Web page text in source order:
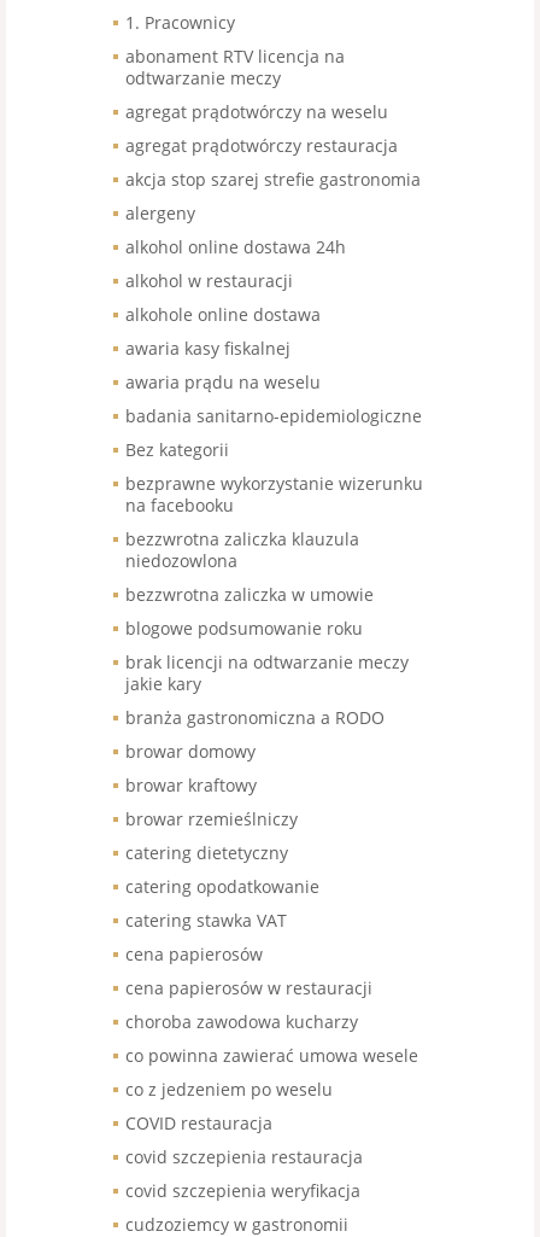
1. Pracownicy
abonament RTV licencja na
odtwarzanie meczy
agregat prądotwórczy na weselu
agregat prądotwórczy restauracja
akcja stop szarej strefie gastronomia
alergeny
alkohol online dostawa 24h
alkohol w restauracji
alkohole online dostawa
awaria kasy fiskalnej
awaria prądu na weselu
badania sanitarno-epidemiologiczne
Bez kategorii
bezprawne wykorzystanie wizerunku
na facebooku
bezzwrotna zaliczka klauzula
niedozowlona
bezzwrotna zaliczka w umowie
blogowe podsumowanie roku
brak licencji na odtwarzanie meczy
jakie kary
branża gastronomiczna a RODO
browar domowy
browar kraftowy
browar rzemieślniczy
catering dietetyczny
catering opodatkowanie
catering stawka VAT
cena papierosów
cena papierosów w restauracji
choroba zawodowa kucharzy
co powinna zawierać umowa wesele
co z jedzeniem po weselu
COVID restauracja
covid szczepienia restauracja
covid szczepienia weryfikacja
cudzoziemcy w gastronomii